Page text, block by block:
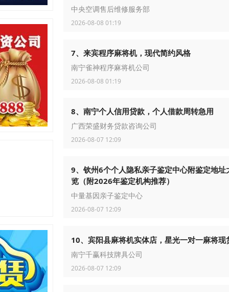
中央空调售后维修服务部
2026-08-08 01:19
7、来宾程序麻将机，现代简约风格
南宁雀神程序麻将机公司
2026-08-08 01:19
8、南宁个人信用贷款，个人借款周转急用
广西荣盛财务贷款咨询公司
2026-08-07 12:09
9、钦州6个个人隐私亲子鉴定中心附鉴定地址
览（附2026年鉴定机构推荐）
中量基因亲子鉴定中心
2026-08-07 12:09
10、宾阳县麻将机实体店，星光一对一麻将现
南宁千赢科技牌具公司
2026-08-07 12:09